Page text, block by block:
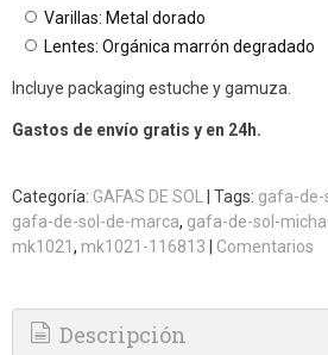
Varillas: Metal dorado
Lentes: Orgánica marrón degradado
Incluye packaging estuche y gamuza.
Gastos de envío gratis y en 24h.
Categoría: GAFAS DE SOL Tags: gafa-de-
gafa-de-sol-de-marca gafa-de-sol-
mk1021
mk1021-116813 Comentarios
Descripción